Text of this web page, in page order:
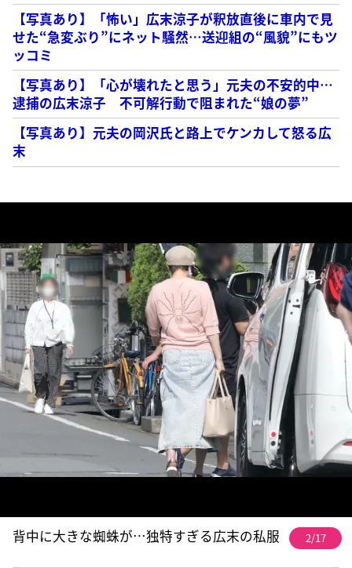
【写真あり】「怖い」広末涼子が釈放直後に車内で見
せた“急変ぶり”にネット騒然…送迎組の“風貌”にもツ
ッコミ
【写真あり】「心が壊れたと思う」元夫の不安的中…
逮捕の広末涼子 不可解行動で阻まれた“娘の夢”
【写真あり】元夫の岡沢氏と路上でケンカして怒る広
末
背中に大きな蜘蛛が…独特すぎる広末の私服 2/17